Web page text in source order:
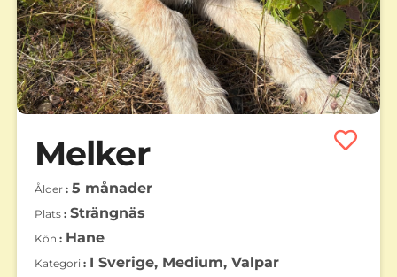
Melker
Ålder 5 månader
Plats Strängnäs
Kön Hane
Kategori I Sverige, Medium, Valpar